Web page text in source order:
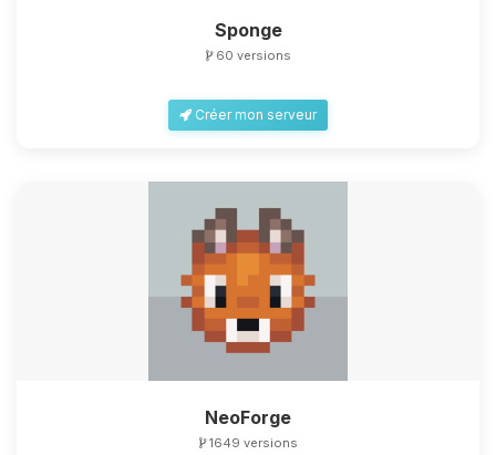
Sponge
60 versions
Créer mon serveur
NeoForge
1649 versions